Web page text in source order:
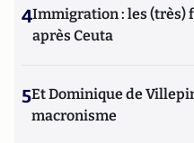
4Immigration : les (très)
après Ceuta
5Et Dominique de
macronisme